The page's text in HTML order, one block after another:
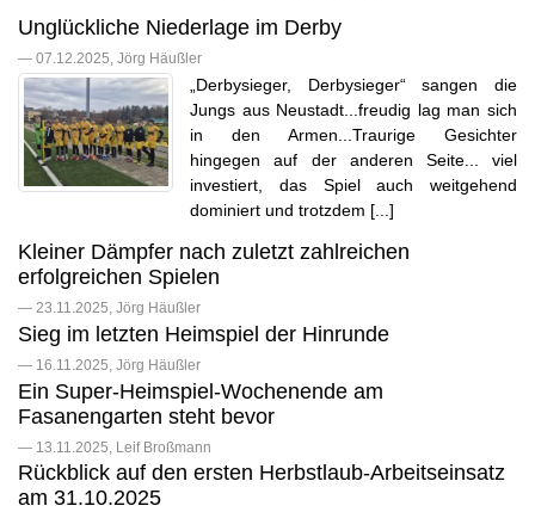
Unglückliche Niederlage im Derby
— 07.12.2025, Jörg Häußler
„Derbysieger, Derbysieger“ sangen die
Jungs aus Neustadt...freudig lag man sich
in den Armen...Traurige Gesichter
hingegen auf der anderen Seite... viel
investiert, das Spiel auch weitgehend
dominiert und trotzdem [...]
Kleiner Dämpfer nach zuletzt zahlreichen
erfolgreichen Spielen
— 23.11.2025, Jörg Häußler
Sieg im letzten Heimspiel der Hinrunde
— 16.11.2025, Jörg Häußler
Ein Super-Heimspiel-Wochenende am
Fasanengarten steht bevor
— 13.11.2025, Leif Broßmann
Rückblick auf den ersten Herbstlaub-Arbeitseinsatz
am 31.10.2025